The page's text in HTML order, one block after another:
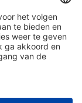
Colofon